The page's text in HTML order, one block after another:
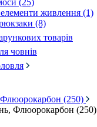
(25)
елементи живлення (1)
(8)
товарів
човнів
(250)
Флюорокарбон (250)